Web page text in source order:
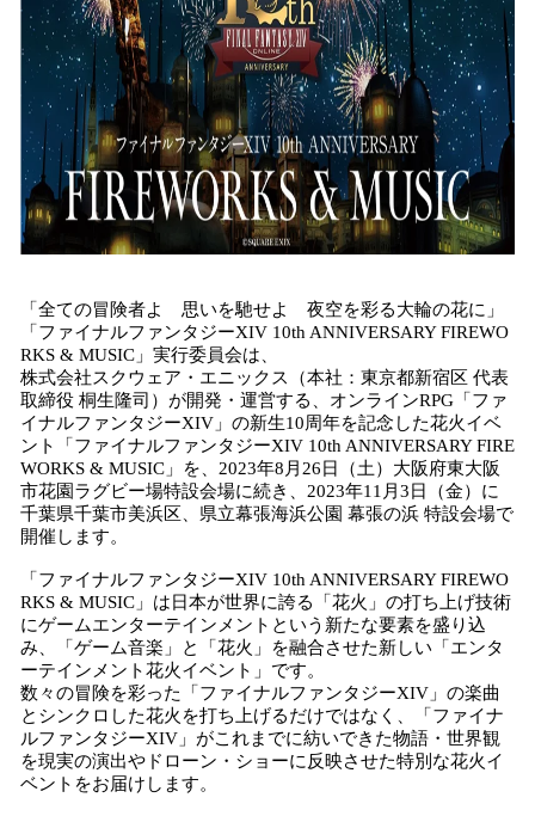
み
中
で
「全ての冒険者よ 思いを馳せよ 夜空を彩る大輪の花に」
「ファイナルファンタジーXIV 10th ANNIVERSARY FIREWO
RKS & MUSIC」実行委員会は、
株式会社スクウェア・エニックス（本社：東京都新宿区 代表
取締役 桐⽣隆司）が開発・運営する、オンラインRPG「ファ
イナルファンタジーXIV」の新生10周年を記念した花火イベ
ント「ファイナルファンタジーXIV 10th ANNIVERSARY FIRE
WORKS & MUSIC」を、2023年8月26日（土）大阪府東大阪
市花園ラグビー場特設会場に続き、2023年11月3日（金）に
千葉県千葉市美浜区、県立幕張海浜公園 幕張の浜 特設会場で
開催します。
「ファイナルファンタジーXIV 10th ANNIVERSARY FIREWO
RKS & MUSIC」は日本が世界に誇る「花火」の打ち上げ技術
にゲームエンターテインメントという新たな要素を盛り込
み、「ゲーム音楽」と「花火」を融合させた新しい「エンタ
ーテインメント花火イベント」です。
数々の冒険を彩った「ファイナルファンタジーXIV」の楽曲
とシンクロした花火を打ち上げるだけではなく、「ファイナ
ルファンタジーXIV」がこれまでに紡いできた物語・世界観
を現実の演出やドローン・ショーに反映させた特別な花火イ
ベントをお届けします。